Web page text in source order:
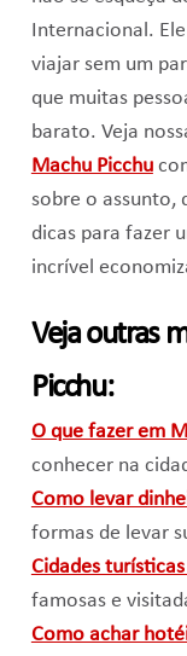
Internacional.
viajar sem um
que muitas
barato. Veja
Machu Picchu
sobre o assunto,
dicas para fazer
incrível
Veja outras
Picchu:
O que fazer em
conhecer na
Como levar
formas de levar
Cidades
famosas e
Como achar